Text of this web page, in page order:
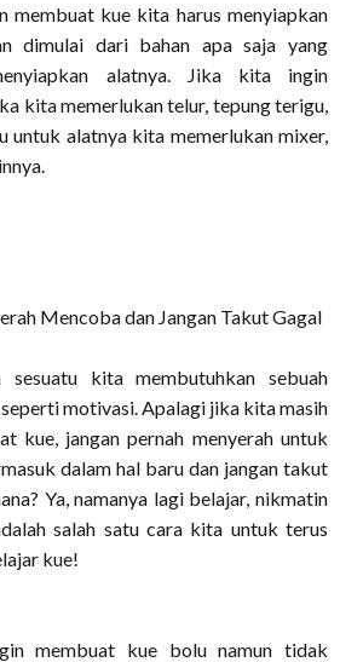
membuat kue kita harus menyiapkan
dimulai dari bahan apa saja yang
alatnya. Jika kita ingin
kita memerlukan telur, tepung terigu,
untuk alatnya kita memerlukan mixer,
Mencoba dan Jangan Takut Gagal
sesuatu kita membutuhkan sebuah
motivasi. Apalagi jika kita masih
kue, jangan pernah menyerah untuk
dalam hal baru dan jangan takut
Ya, namanya lagi belajar, nikmatin
salah satu cara kita untuk terus
kue!
membuat kue bolu namun tidak